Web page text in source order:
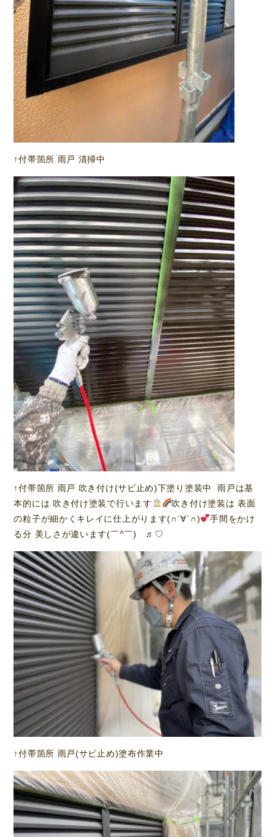
↑付帯箇所 雨戸 清掃中
↑付帯箇所 雨戸 吹き付け(サビ止め)下塗り塗装中 雨戸は基
本的には 吹き付け塗装で行います
吹き付け塗装は 表面
の粒子が細かくキレイに仕上がります(∩´∀`∩)
手間をかけ
る分 美しさが違います(￣^￣)ゞ♬︎♡
↑付帯箇所 雨戸(サビ止め)塗布作業中